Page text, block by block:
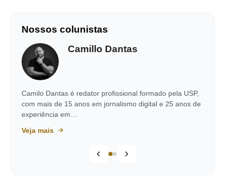
Nossos colunistas
Camillo Dantas
Camilo Dantas é redator profissional formado pela USP,
com mais de 15 anos em jornalismo digital e 25 anos de
experiência em…
Veja mais